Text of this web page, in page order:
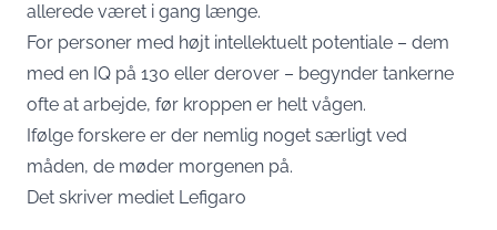
allerede været i gang længe.
For personer med højt intellektuelt potentiale – dem
med en IQ på 130 eller derover – begynder tankerne
ofte at arbejde, før kroppen er helt vågen.
Ifølge forskere er der nemlig noget særligt ved
måden, de møder morgenen på.
Det skriver mediet Lefigaro